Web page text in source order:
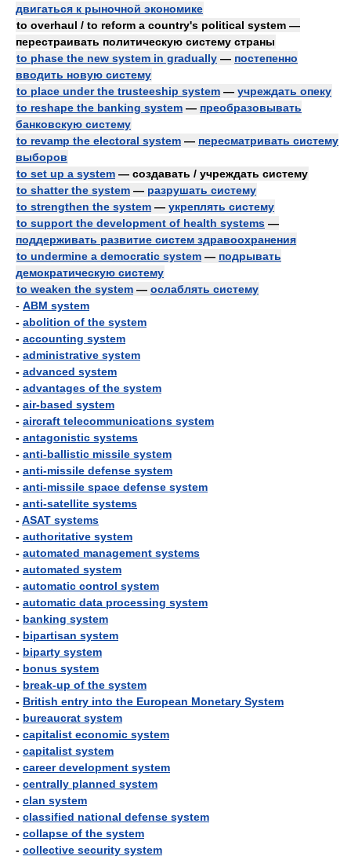
двигаться к рыночной экономике
to overhaul / to reform a country's political system —
перестраивать политическую систему страны
to phase the new system in gradually — постепенно
вводить новую систему
to place under the trusteeship system — учреждать опеку
to reshape the banking system — преобразовывать
банковскую систему
to revamp the electoral system — пересматривать систему
выборов
to set up a system — создавать / учреждать систему
to shatter the system — разрушать систему
to strengthen the system — укреплять систему
to support the development of health systems —
поддерживать развитие систем здравоохранения
to undermine a democratic system — подрывать
демократическую систему
to weaken the system — ослаблять систему
- ABM system
- abolition of the system
- accounting system
- administrative system
- advanced system
- advantages of the system
- air-based system
- aircraft telecommunications system
- antagonistic systems
- anti-ballistic missile system
- anti-missile defense system
- anti-missile space defense system
- anti-satellite systems
-ASAT systems
- authoritative system
- automated management systems
- automated system
- automatic control system
- automatic data processing system
- banking system
- bipartisan system
- biparty system
- bonus system
- break-up of the system
- British entry into the European Monetary System
- bureaucrat system
- capitalist economic system
- capitalist system
- career development system
- centrally planned system
- clan system
- classified national defense system
- collapse of the system
- collective security system